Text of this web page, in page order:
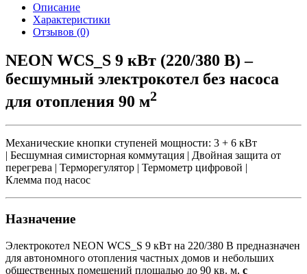
Описание
Характеристики
Отзывов (0)
NEON WCS_S 9 кВт (220/380 В) –
бесшумный электрокотел без насоса
для отопления 90 м2
Механические кнопки ступеней мощности: 3 + 6 кВт
| Бесшумная симисторная коммутация | Двойная защита от
перегрева | Терморегулятор | Термометр цифровой |
Клемма под насос
Назначение
Электрокотел NEON WCS_S 9 кВт на 220/380 В предназначен
для автономного отопления частных домов и небольших
общественных помещений площадью до 90 кв. м, с